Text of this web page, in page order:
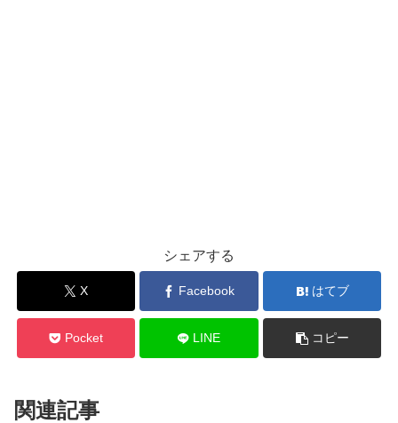
シェアする
X Facebook はてブ
Pocket LINE コピー
関連記事